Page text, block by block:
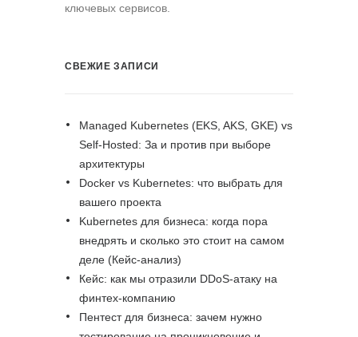
ключевых сервисов.
СВЕЖИЕ ЗАПИСИ
Managed Kubernetes (EKS, AKS, GKE) vs
Self-Hosted: За и против при выборе
архитектуры
Docker vs Kubernetes: что выбрать для
вашего проекта
Kubernetes для бизнеса: когда пора
внедрять и сколько это стоит на самом
деле (Кейс-анализ)
Кейс: как мы отразили DDoS-атаку на
финтех-компанию
Пентест для бизнеса: зачем нужно